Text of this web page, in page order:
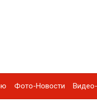
Фото-Новости